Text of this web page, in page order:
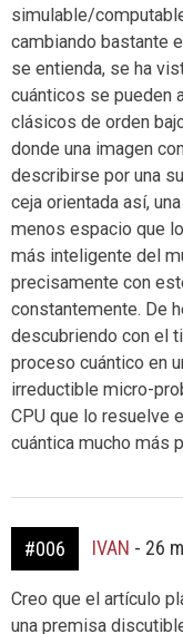
simulable/
cambiando bastante
se entienda, se ha
cuánticos se pueden
clásicos de orden
donde una imagen
describirse por una
ceja orientada así,
menos espacio que
más inteligente del
precisamente con
constantemente. De
descubriendo con el
proceso cuántico en
irreductible micro-
CPU que lo resuelve
cuántica mucho más
#006 IVAN - 26
Creo que el artículo
una premisa